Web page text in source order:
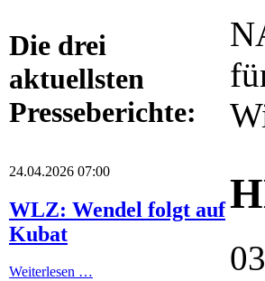
Die drei
aktuellsten
Presseberichte:
24.04.2026 07:00
WLZ: Wendel folgt auf
Kubat
Weiterlesen …